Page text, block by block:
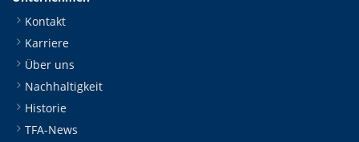
Kontakt
Karriere
Über uns
Nachhaltigkeit
Historie
TFA-News